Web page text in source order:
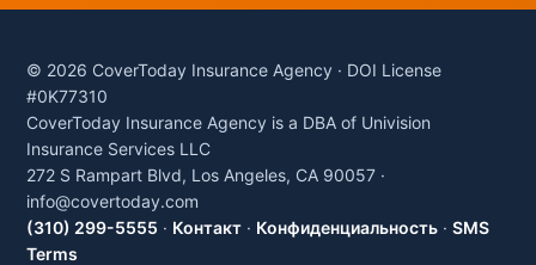
© 2026 CoverToday Insurance Agency · DOI License
#0K77310
CoverToday Insurance Agency is a DBA of Univision
Insurance Services LLC
272 S Rampart Blvd, Los Angeles, CA 90057 ·
info@covertoday.com
(310) 299-5555 · Контакт · Конфиденциальность · SMS
Terms